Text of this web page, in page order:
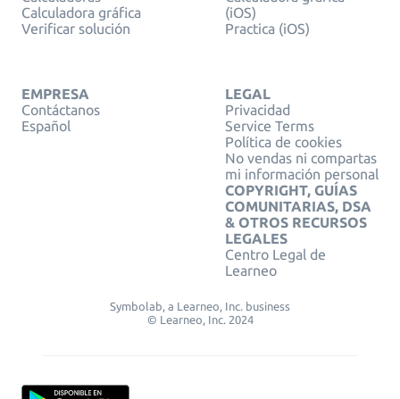
Calculadora gráfica
Verificar solución
(iOS)
Practica (iOS)
EMPRESA
Contáctanos
Español
LEGAL
Privacidad
Service Terms
Política de cookies
No vendas ni compartas
mi información personal
COPYRIGHT, GUÍAS
COMUNITARIAS, DSA
& OTROS RECURSOS
LEGALES
Centro Legal de
Learneo
Symbolab, a Learneo, Inc. business
© Learneo, Inc. 2024